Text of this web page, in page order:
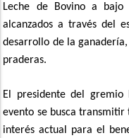
Leche de Bovino a
alcanzados a través del
desarrollo de la
praderas.
El presidente del gremio
evento se busca
interés actual para el